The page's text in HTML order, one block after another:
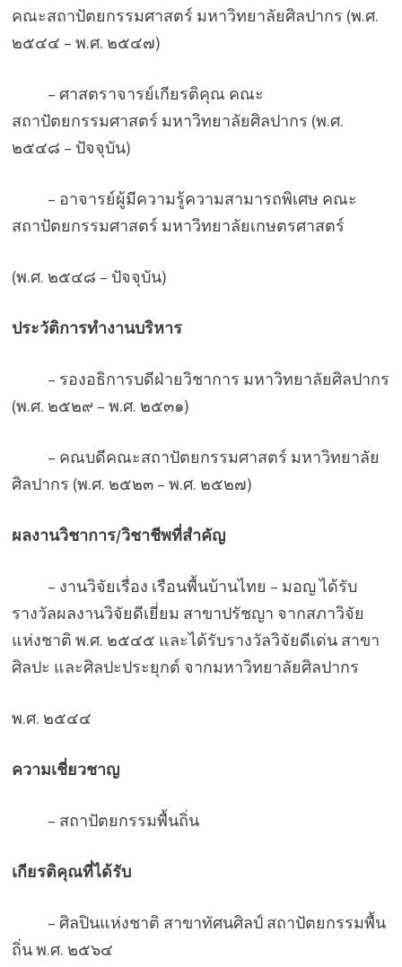
คณะสถาปัตยกรรมศาสตร์ มหาวิทยาลัยศิลปากร (พ.ศ.
๒๕๔๔ – พ.ศ. ๒๕๔๗)
– ศาสตราจารย์เกียรติคุณ คณะ
สถาปัตยกรรมศาสตร์ มหาวิทยาลัยศิลปากร (พ.ศ.
๒๕๔๘ – ปัจจุบัน)
– อาจารย์ผู้มีความรู้ความสามารถพิเศษ คณะ
สถาปัตยกรรมศาสตร์ มหาวิทยาลัยเกษตรศาสตร์
(พ.ศ. ๒๕๔๘ – ปัจจุบัน)
ประวัติการทำงานบริหาร
– รองอธิการบดีฝ่ายวิชาการ มหาวิทยาลัยศิลปากร
(พ.ศ. ๒๕๒๙ – พ.ศ. ๒๕๓๑)
– คณบดีคณะสถาปัตยกรรมศาสตร์ มหาวิทยาลัย
ศิลปากร (พ.ศ. ๒๕๒๓ – พ.ศ. ๒๕๒๗)
ผลงานวิชาการ/วิชาชีพที่สำคัญ
– งานวิจัยเรื่อง เรือนพื้นบ้านไทย – มอญ ได้รับ
รางวัลผลงานวิจัยดีเยี่ยม สาขาปรัชญา จากสภาวิจัย
แห่งชาติ พ.ศ. ๒๕๔๕ และได้รับรางวัลวิจัยดีเด่น สาขา
ศิลปะ และศิลปะประยุกต์ จากมหาวิทยาลัยศิลปากร
พ.ศ. ๒๕๔๔
ความเชี่ยวชาญ
– สถาปัตยกรรมพื้นถิ่น
เกียรติคุณที่ได้รับ
– ศิลปินแห่งชาติ สาขาทัศนศิลป์ สถาปัตยกรรมพื้น
ถิ่น พ.ศ. ๒๕๖๔